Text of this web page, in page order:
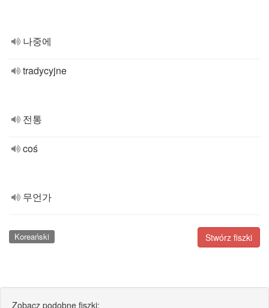
나중에
tradycyjne
전통
coś
무언가
Stwórz fiszki
Koreański
Zobacz podobne fiszki: